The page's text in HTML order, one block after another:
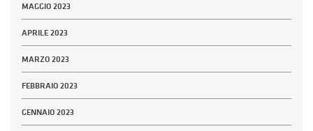
MAGGIO 2023
APRILE 2023
MARZO 2023
FEBBRAIO 2023
GENNAIO 2023